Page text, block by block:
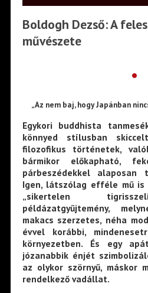
Boldogh Dezső: A
művészete
•
„Az nem baj, hogy Japánban
Egykori buddhista
könnyed stílusban
filozofikus történetek,
bármikor előkapható,
párbeszédekkel alaposan
Igen, látszólag efféle mű
„sikertelen
példázatgyűjtemény,
makacs szerzetes, néha
évvel korábbi,
környezetben. És egy
józanabbik énjét
az olykor szörnyű, máskor
rendelkező vadállat.